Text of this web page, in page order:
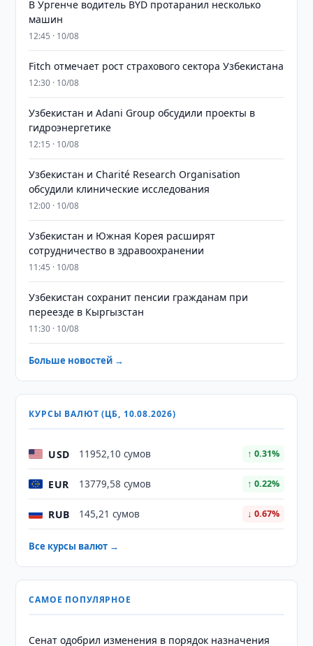
В Ургенче водитель BYD протаранил несколько
машин
12:45 · 10/08
Fitch отмечает рост страхового сектора Узбекистана
12:30 · 10/08
Узбекистан и Adani Group обсудили проекты в
гидроэнергетике
12:15 · 10/08
Узбекистан и Charité Research Organisation
обсудили клинические исследования
12:00 · 10/08
Узбекистан и Южная Корея расширят
сотрудничество в здравоохранении
11:45 · 10/08
Узбекистан сохранит пенсии гражданам при
переезде в Кыргызстан
11:30 · 10/08
Больше новостей →
КУРСЫ ВАЛЮТ (ЦБ, 10.08.2026)
USD 11952,10 сумов ↑ 0.31%
EUR 13779,58 сумов ↑ 0.22%
RUB 145,21 сумов ↓ 0.67%
Все курсы валют →
САМОЕ ПОПУЛЯРНОЕ
Сенат одобрил изменения в порядок назначения